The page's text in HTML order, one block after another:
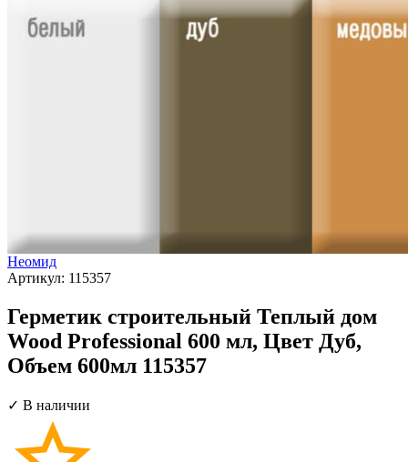
Неомид
Артикул: 115357
Герметик строительный Теплый дом
Wood Professional 600 мл, Цвет Дуб,
Объем 600мл 115357
✓ В наличии